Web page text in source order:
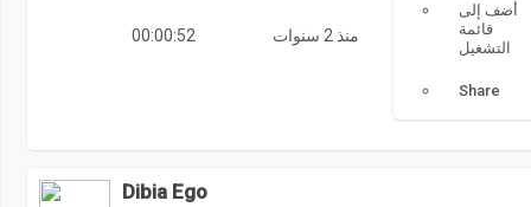
00:00:52 منذ 2 سنوات
أضف إلى
قائمة
التشغيل
Share
Dibia Ego